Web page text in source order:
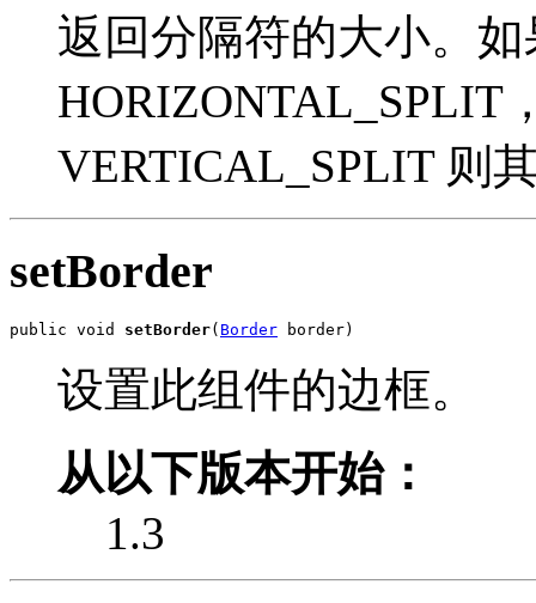
返回分隔符的大小。
HORIZONTAL_SPLIT
VERTICAL_SPLIT 则
setBorder
public void setBorder( Border border)
设置此组件的边框。
从以下版本开始：
1.3